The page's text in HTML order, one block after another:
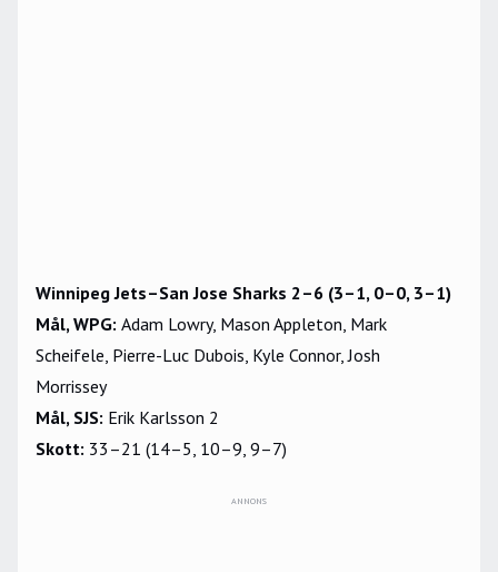
Winnipeg Jets–San Jose Sharks 2–6 (3–1, 0–0, 3–1)
Mål, WPG: Adam Lowry, Mason Appleton, Mark
Scheifele, Pierre-Luc Dubois, Kyle Connor, Josh
Morrissey
Mål, SJS: Erik Karlsson 2
Skott: 33–21 (14–5, 10–9, 9–7)